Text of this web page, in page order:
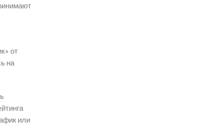
от
на
или